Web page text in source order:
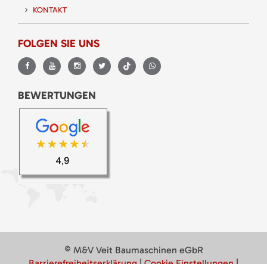
KONTAKT
FOLGEN SIE UNS
BEWERTUNGEN
© M&V Veit Baumaschinen eGbR